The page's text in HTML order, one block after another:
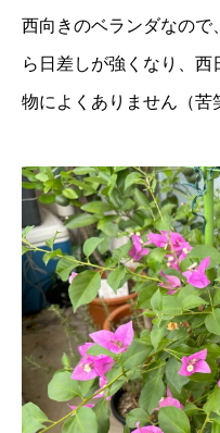
西向きのベランダなので
ら日差しが強くなり、
物によくありません（苦